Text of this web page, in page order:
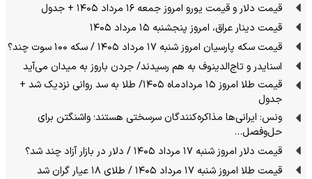
قیمت دلار و قیمت یورو امروز جمعه ۱۶ مرداد ۱۴۰۵ + جدول
قیمت دینار عراق، امروز پنجشنبه ۱۵ مرداد ۱۴۰۵
قیمت سکه پارسیان امروز شنبه ۱۷ مرداد ۱۴۰۵ / سکه ۱۰۰ سوت چند؟
اسنایدر و تاج‌الدینوف به هم رسیدند/ جردن باروز به میدان می‌آید
قیمت طلا امروز ۱۵ مردادماه ۱۴۰۵/ طلا به سد روانی نزدیک شد +
جدول
ونس: ایرانی‌ها مذاکره‌کنندگان سرسختی هستند؛ واشنگتن برای
حل‌وفصل…
قیمت دلار امروز شنبه ۱۷ مرداد ۱۴۰۵ / دلار در بازار آزاد چند شد؟
قیمت طلا امروز شنبه ۱۷ مرداد ۱۴۰۵ / طلای ۱۸ عیار گران شد